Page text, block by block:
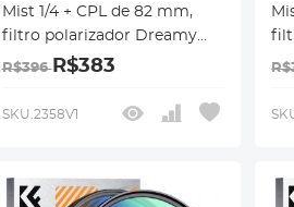
Mist 1/4 + CPL de 82 mm,
filtro polarizador Dreamy
Cinematic Effect Mist CPL, 18
multicamadas, série Nano-
R$396R$383
SKU.2358V1